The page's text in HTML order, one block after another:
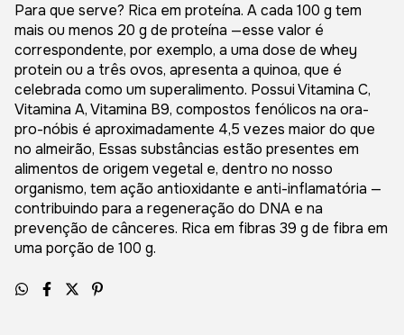
Para que serve? Rica em proteína. A cada 100 g tem
mais ou menos 20 g de proteína —esse valor é
correspondente, por exemplo, a uma dose de whey
protein ou a três ovos, apresenta a quinoa, que é
celebrada como um superalimento. Possui Vitamina C,
Vitamina A, Vitamina B9, compostos fenólicos na ora-
pro-nóbis é aproximadamente 4,5 vezes maior do que
no almeirão, Essas substâncias estão presentes em
alimentos de origem vegetal e, dentro no nosso
organismo, tem ação antioxidante e anti-inflamatória —
contribuindo para a regeneração do DNA e na
prevenção de cânceres. Rica em fibras 39 g de fibra em
uma porção de 100 g.